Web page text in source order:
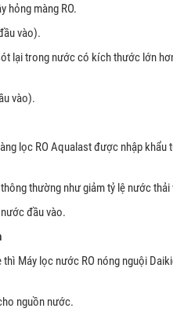
hỏng màng RO.
vào).
lại trong nước có kích thước lớn
vào).
lọc RO Aqualast được nhập
thường như giảm tỷ lệ nước
đầu vào.
Máy lọc nước RO nóng nguội
nguồn nước.